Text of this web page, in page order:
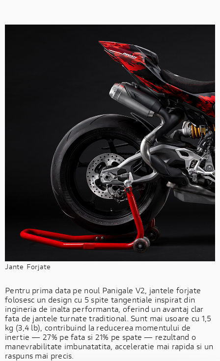
Jante Forjate
Pentru prima data pe noul Panigale V2, jantele forjate
folosesc un design cu 5 spite tangentiale inspirat din
ingineria de inalta performanta, oferind un avantaj clar
fata de jantele turnate traditional. Sunt mai usoare cu 1,5
kg (3,4 lb), contribuind la reducerea momentului de
inertie — 27% pe fata si 21% pe spate — rezultand o
manevrabilitate imbunatatita, acceleratie mai rapida si un
raspuns mai precis.